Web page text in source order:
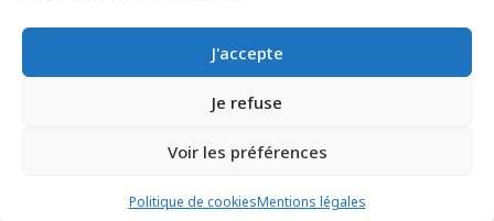
J'accepte
Je refuse
Voir les préférences
Politique de cookiesMentions légales
© 2025 – FRÉDÉRIC LENOIR – TOUS DROITS RÉSERVÉS